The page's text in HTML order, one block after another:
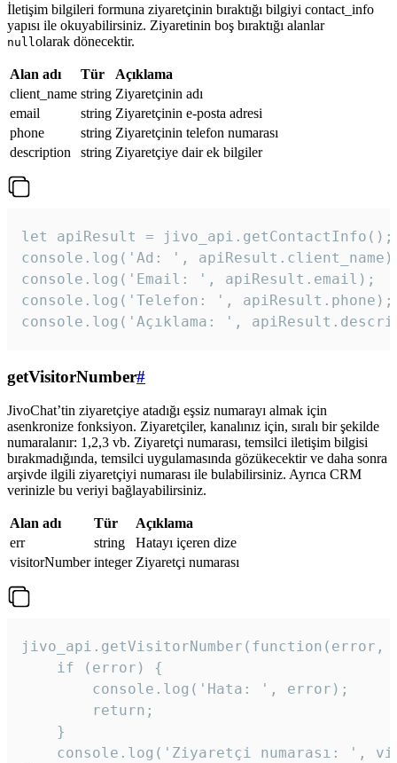
İletişim bilgileri formuna ziyaretçinin bıraktığı bilgiyi contact_info
yapısı ile okuyabilirsiniz. Ziyaretinin boş bıraktığı alanlar
null olarak dönecektir.
Alan adı Tür
Açıklama
client_name string Ziyaretçinin adı
email
string Ziyaretçinin e-posta adresi
phone
string Ziyaretçinin telefon numarası
description
string Ziyaretçiye dair ek bilgiler
let apiResult = jivo_api.getContactInfo();
console.log('Ad: ',
console.log('Email: ', apiResult.email);
console.log('Telefon: ', apiResult.phone);
console.log('Açıklama: ',
getVisitorNumber#
JivoChat’tin ziyaretçiye atadığı eşsiz numarayı almak için
asenkronize fonksiyon. Ziyaretçiler, kanalınız için, sıralı bir şekilde
numaralanır: 1,2,3 vb. Ziyaretçi numarası, temsilci iletişim bilgisi
bırakmadığında, temsilci uygulamasında gözükecektir ve daha sonra
arşivde ilgili ziyaretçiyi numarası ile bulabilirsiniz. Ayrıca CRM
verinizle bu veriyi bağlayabilirsiniz.
Alan adı Tür
Açıklama
err
string
Hatayı içeren dize
visitorNumber integer Ziyaretçi numarası
jivo_api.getVisitorNumber(function(error,
    if (error) {
        console.log('Hata: ', error);
        return;
    }
console.log('Ziyaretçi numarası: ',